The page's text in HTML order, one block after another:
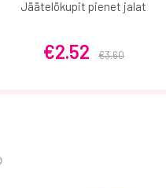
Jäätelökupit pienet jalat
€2.52 €3.60